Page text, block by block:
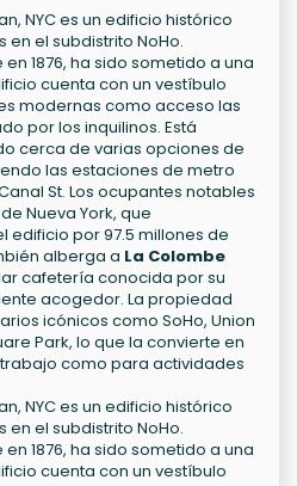
NYC es un edificio histórico
el subdistrito NoHo.
1876, ha sido sometido a una
cuenta con un vestíbulo
modernas como acceso las
por los inquilinos. Está
cerca de varias opciones de
las estaciones de metro
St. Los ocupantes notables
Nueva York, que
por 97.5 millones de
alberga a La Colombe
cafetería conocida por su
acogedor. La propiedad
icónicos como SoHo, Union
Park, lo que la convierte en
como para actividades
NYC es un edificio histórico
el subdistrito NoHo.
1876, ha sido sometido a una
cuenta con un vestíbulo